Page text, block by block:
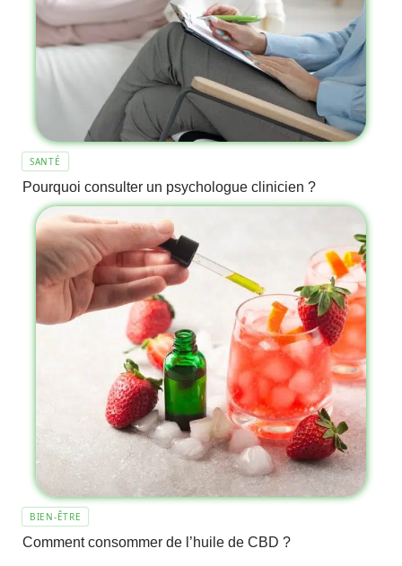
SANTÉ
Pourquoi consulter un psychologue clinicien ?
BIEN-ÊTRE
Comment consommer de l’huile de CBD ?